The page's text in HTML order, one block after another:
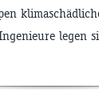
legen